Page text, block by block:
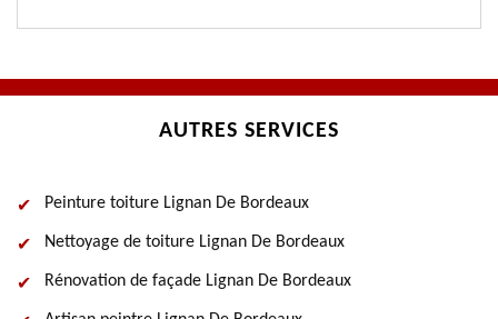
AUTRES SERVICES
Peinture toiture Lignan De Bordeaux
Nettoyage de toiture Lignan De Bordeaux
Rénovation de façade Lignan De Bordeaux